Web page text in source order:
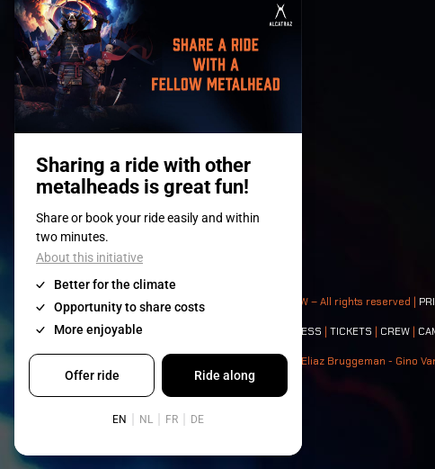
© 2008-2026 - Apache Productions VZW – All rights reserved |
Contact: PRESS TICKETS CREW
Photos: Ann Kermans - Hans Van Hoof - Eliaz Bruggeman -